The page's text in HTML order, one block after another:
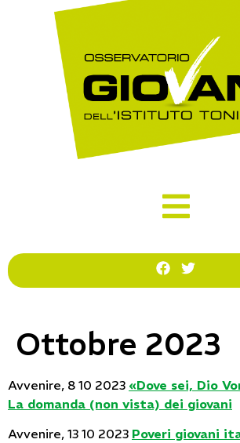
Ottobre 2023
Avvenire, 8 10 2023 «Dove sei, Dio
La domanda (non vista) dei giovani
Avvenire, 13 10 2023 Poveri giovani